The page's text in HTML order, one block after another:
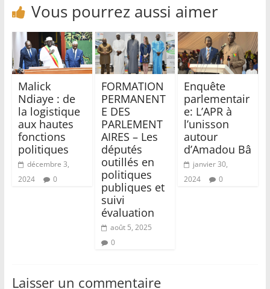
Vous pourrez aussi aimer
Malick
Ndiaye : de
la logistique
aux hautes
fonctions
politiques
décembre 3,
2024
0
FORMATION
PERMANENT
E DES
PARLEMENT
AIRES – Les
députés
outillés en
politiques
publiques et
suivi
évaluation
août 5, 2025
0
Enquête
parlementair
e: L’APR à
l’unisson
autour
d’Amadou Bâ
janvier 30,
2024
0
Laisser un commentaire